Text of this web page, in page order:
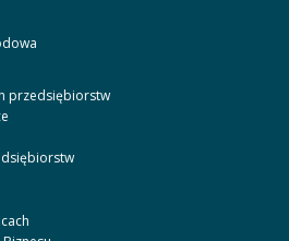
przedsiębiorstw